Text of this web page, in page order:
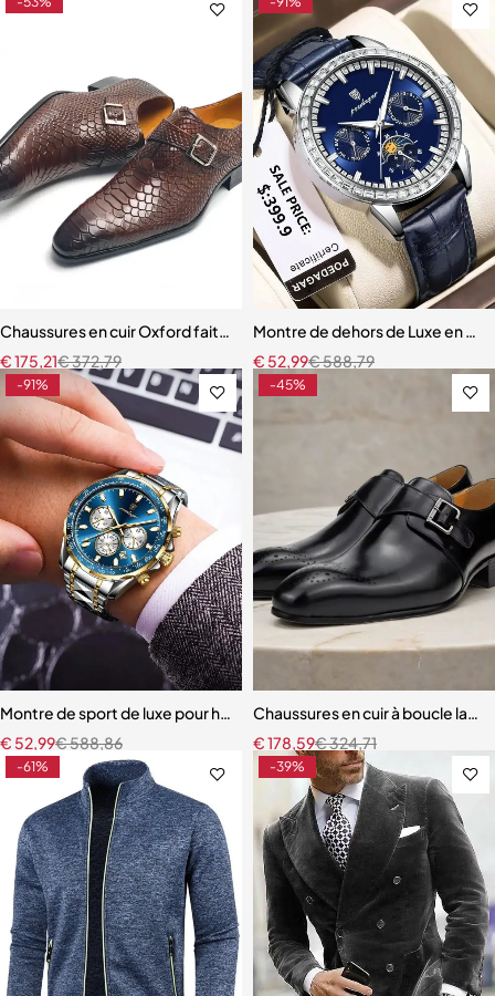
Chaussures en cuir Oxford faites à la main pour hommes,
€372,79
€175,21
Montre de dehors de Luxe en
€588,79
€ 52,99
-91%
Montre de sport de luxe pour hommes, étanche et lumineuse
€588,86
€ 52,99
-45%
Chaussures en cuir à boucle
€324,71
€178,59
-61% -39%